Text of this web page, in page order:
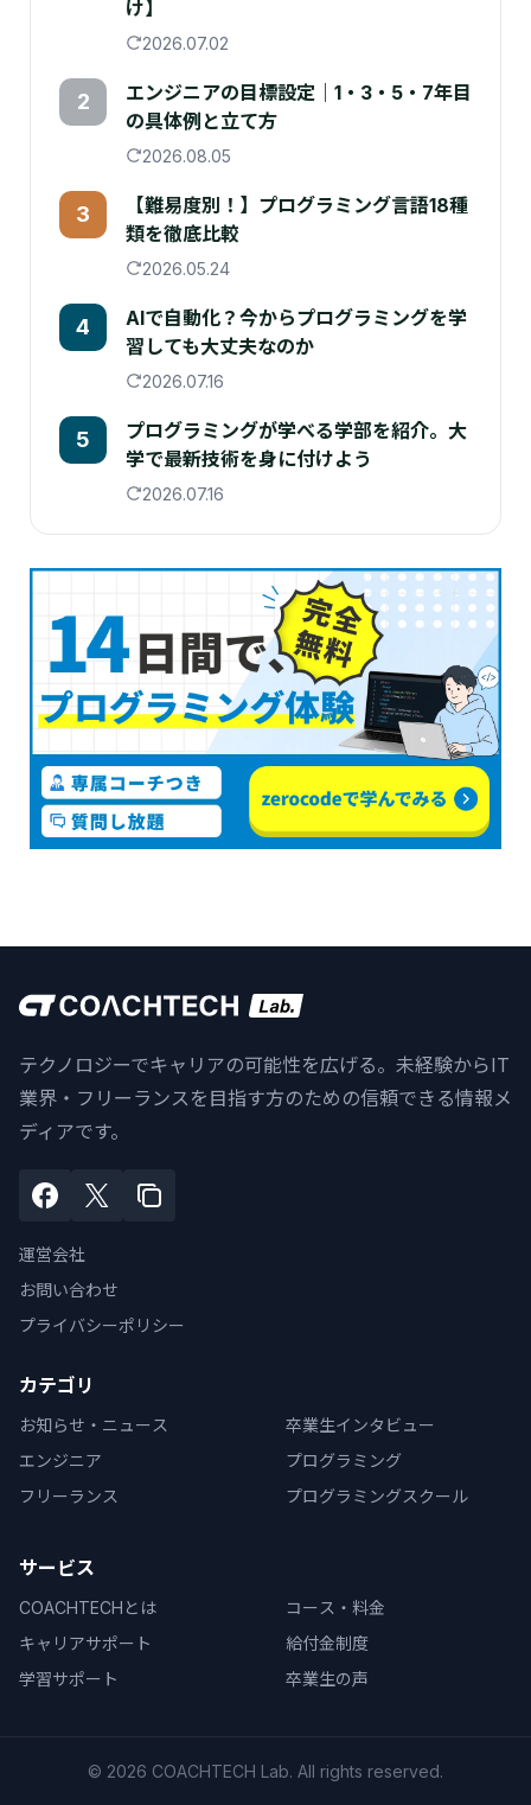
け】
2026.07.02
2
エンジニアの目標設定｜1・3・5・7年目
の具体例と立て方
2026.08.05
3
【難易度別！】プログラミング言語18種
類を徹底比較
2026.05.24
4
AIで自動化？今からプログラミングを学
習しても大丈夫なのか
2026.07.16
5
プログラミングが学べる学部を紹介。大
学で最新技術を身に付けよう
2026.07.16
テクノロジーでキャリアの可能性を広げる。未経験からIT
業界・フリーランスを目指す方のための信頼できる情報メ
ディアです。
運営会社
お問い合わせ
プライバシーポリシー
カテゴリ
お知らせ・ニュース
エンジニア
フリーランス
卒業生インタビュー
プログラミング
プログラミングスクール
サービス
COACHTECHとは
キャリアサポート
学習サポート
コース・料金
給付金制度
卒業生の声
© 2026 COACHTECH Lab. All rights reserved.